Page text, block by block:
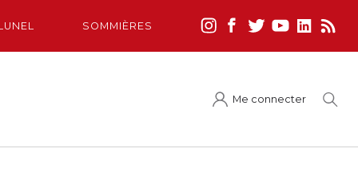
SOMMIÈRES
Me connecter